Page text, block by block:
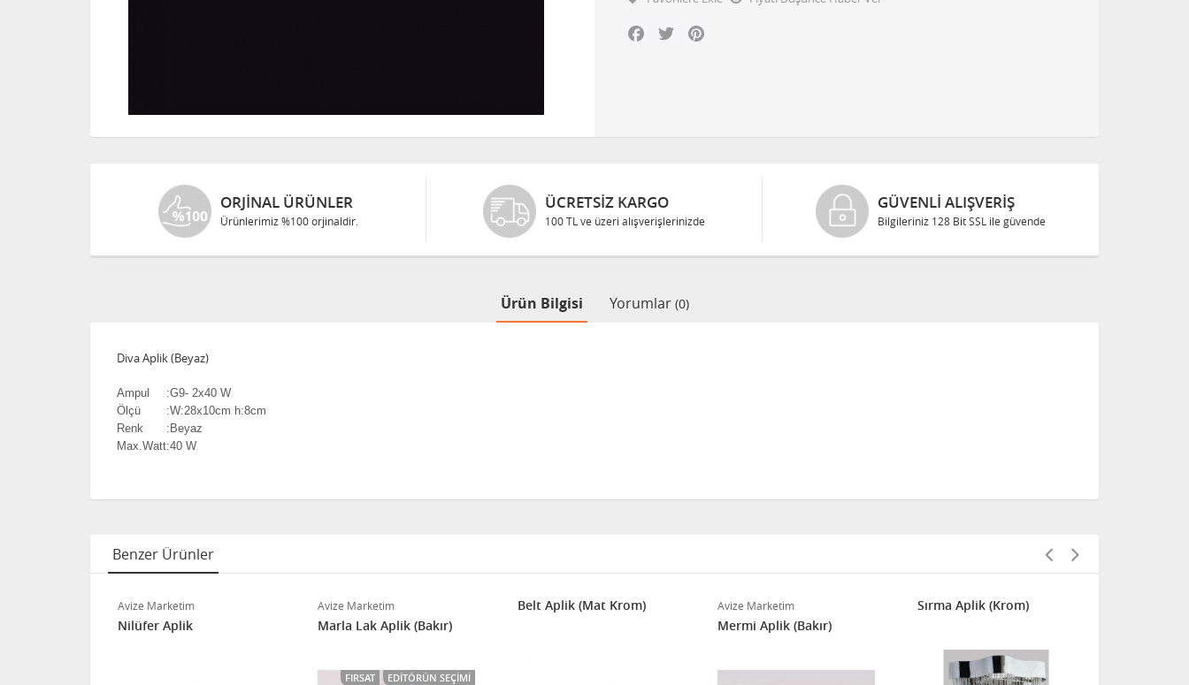
Facebook
Twitter
ORJINAL ÜRÜNLER
Ürünlerimiz %100 orjinaldir.
ÜCRETSIZ KARGO
100 TL ve üzeri alışverişlerinizde
GÜVENLI ALIŞVERIŞ
Bilgileriniz 128 Bit SSL ile güvende
Ürün Bilgisi Yorumlar (0)
Diva Aplik (Beyaz)
Ampul :G9- 2x40 W
Ölçü
:W:28x10cm h:8cm
Renk
: Beyaz
Max.Watt:40 W
Benzer Ürünler
Avize Marketim
Nilüfer Aplik
Avize Marketim
Marla Lak Aplik (Bakır)
FIRSAT EDITÖRÜN SEÇIMI
Belt Aplik (Mat Krom) Avize Marketim
Mermi Aplik (Bakır)
Sırma Aplik (Krom)